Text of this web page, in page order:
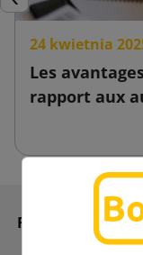
Précédent
24 kwietnia
Les
rapport aux
Recevoir des